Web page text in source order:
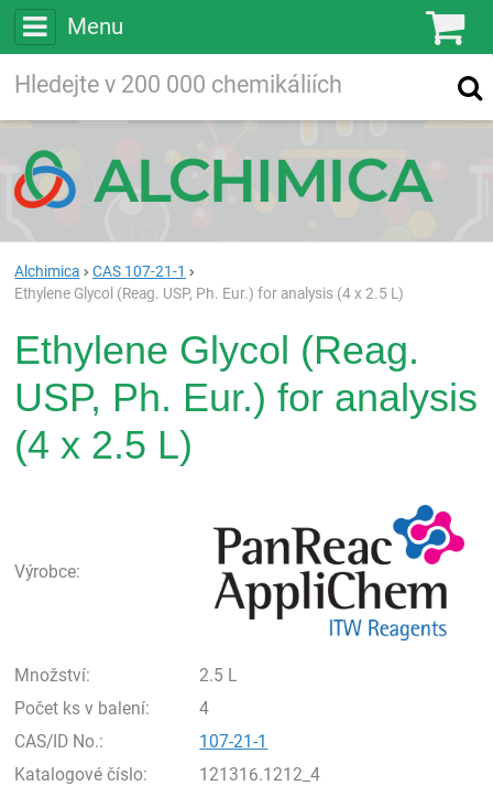
Menu
Vyhledávání
Alchimica
CAS 107-21-1
Ethylene Glycol (Reag. USP, Ph. Eur.) for analysis (4 x 2.5 L)
Ethylene Glycol (Reag.
USP, Ph. Eur.) for analysis
(4 x 2.5 L)
Výrobce:
Množství:
2.5 L
Počet ks v balení:
4
CAS/ID No.:
107-21-1
Katalogové číslo:
121316.1212_4